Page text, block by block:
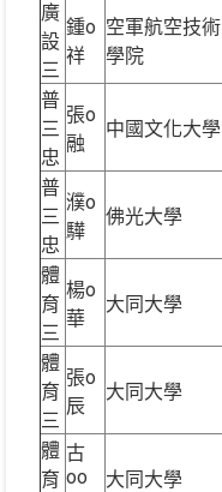
廣
設
三
鍾o
祥
空軍航空技術
學院
普
三
忠
張o
融
中國文化大學
普
三
忠
濮o
驊
佛光大學
體
育
三
楊o
華
大同大學
體
育
三
張o
辰
大同大學
體
育
古
oo
大同大學